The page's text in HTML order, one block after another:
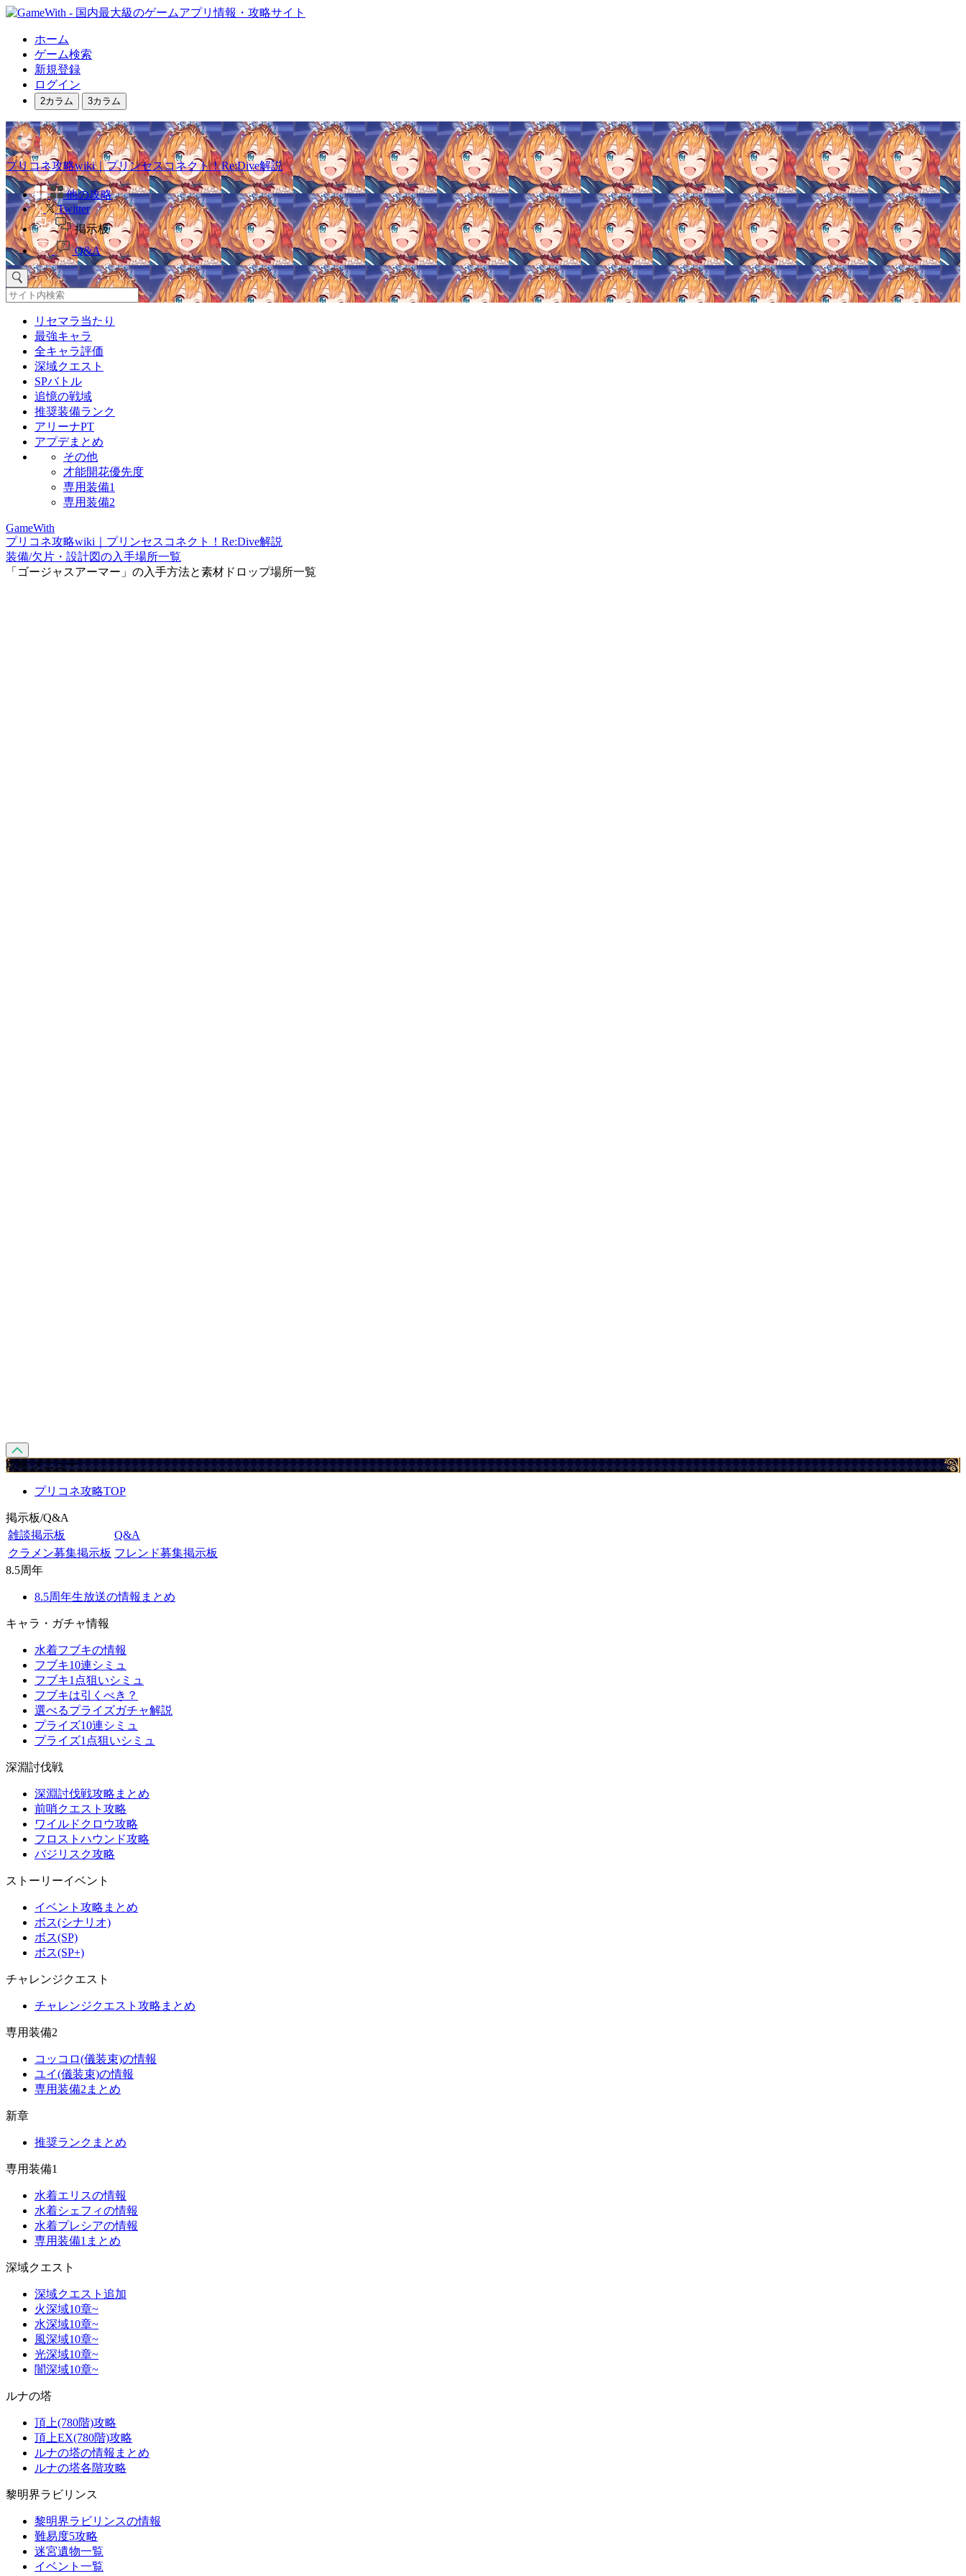
ホーム
ゲーム検索
新規登録
ログイン
2カラム 3カラム
プリコネ攻略wiki｜プリンセスコネクト！Re:Dive解説
他の攻略
Twitter
掲示板
Q&A
リセマラ当たり
最強キャラ
全キャラ評価
深域クエスト
SPバトル
追憶の戦域
推奨装備ランク
アリーナPT
アプデまとめ
その他
才能開花優先度
専用装備1
専用装備2
GameWith
プリコネ攻略wiki｜プリンセスコネクト！Re:Dive解説
装備/欠片・設計図の入手場所一覧
「ゴージャスアーマー」の入手方法と素材ドロップ場所一覧
攻略 メニュー
プリコネ攻略TOP
掲示板/Q&A
雑談掲示板
Q&A
クラメン募集掲示板 フレンド募集掲示板
8.5周年
8.5周年生放送の情報まとめ
キャラ・ガチャ情報
水着フブキの情報
フブキ10連シミュ
フブキ1点狙いシミュ
フブキは引くべき？
選べるプライズガチャ解説
プライズ10連シミュ
プライズ1点狙いシミュ
深淵討伐戦
深淵討伐戦攻略まとめ
前哨クエスト攻略
ワイルドクロウ攻略
フロストハウンド攻略
バジリスク攻略
ストーリーイベント
イベント攻略まとめ
ボス(シナリオ)
ボス(SP)
ボス(SP+)
チャレンジクエスト
チャレンジクエスト攻略まとめ
専用装備2
コッコロ(儀装束)の情報
ユイ(儀装束)の情報
専用装備2まとめ
新章
推奨ランクまとめ
専用装備1
水着エリスの情報
水着シェフィの情報
水着プレシアの情報
専用装備1まとめ
深域クエスト
深域クエスト追加
火深域10章~
水深域10章~
風深域10章~
光深域10章~
闇深域10章~
ルナの塔
頂上(780階)攻略
頂上EX(780階)攻略
ルナの塔の情報まとめ
ルナの塔各階攻略
黎明界ラビリンス
黎明界ラビリンスの情報
難易度5攻略
迷宮遺物一覧
イベント一覧